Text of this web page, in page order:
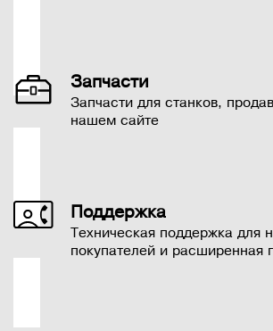
Запчасти
Запчасти для станков,
нашем сайте
Поддержка
Техническая поддержка для
покупателей и расширенная